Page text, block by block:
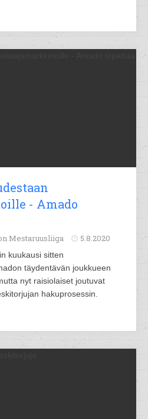
- Amado
Mestaruusliiga 5.8.2020
kuukausi sitten
täydentävän joukkueen
nyt raisiolaiset joutuvat
hakuprosessin.